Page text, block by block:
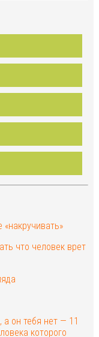
что человек врет
он тебя нет — 11
которого